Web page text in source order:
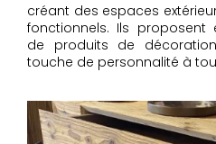
créant des espaces
fonctionnels. Ils
de produits de
touche de personnalité à